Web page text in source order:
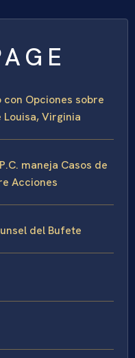
Opciones sobre
Virginia
maneja Casos de
Acciones
del Bufete